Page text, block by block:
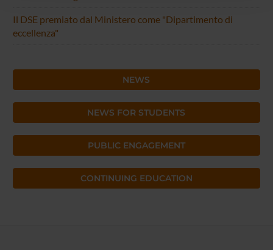
raccolto dal tuo utilizzo dei loro servizi.
Il DSE premiato dal Ministero come "Dipartimento di
eccellenza"
NEWS
NEWS FOR STUDENTS
PUBLIC ENGAGEMENT
CONTINUING EDUCATION